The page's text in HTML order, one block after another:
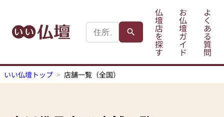
仏
壇
店
を
探
す
お
仏
壇
ガ
イ
ド
よ
く
あ
る
質
問
いい仏壇トップ 店舗一覧（全国）